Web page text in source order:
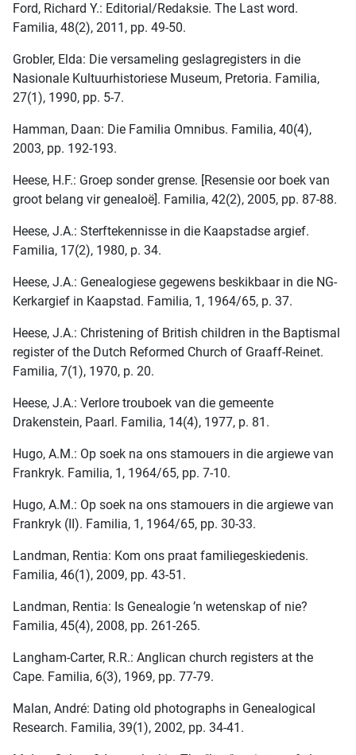
Ford, Richard Y.: Editorial/Redaksie. The Last word.
Familia, 48(2), 2011, pp. 49-50.
Grobler, Elda: Die versameling geslagregisters in die
Nasionale Kultuurhistoriese Museum, Pretoria. Familia,
27(1), 1990, pp. 5-7.
Hamman, Daan: Die Familia Omnibus. Familia, 40(4),
2003, pp. 192-193.
Heese, H.F.: Groep sonder grense. [Resensie oor boek van
groot belang vir genealoë]. Familia, 42(2), 2005, pp. 87-88.
Heese, J.A.: Sterftekennisse in die Kaapstadse argief.
Familia, 17(2), 1980, p. 34.
Heese, J.A.: Genealogiese gegewens beskikbaar in die NG-
Kerkargief in Kaapstad. Familia, 1, 1964/65, p. 37.
Heese, J.A.: Christening of British children in the Baptismal
register of the Dutch Reformed Church of Graaff-Reinet.
Familia, 7(1), 1970, p. 20.
Heese, J.A.: Verlore trouboek van die gemeente
Drakenstein, Paarl. Familia, 14(4), 1977, p. 81.
Hugo, A.M.: Op soek na ons stamouers in die argiewe van
Frankryk. Familia, 1, 1964/65, pp. 7-10.
Hugo, A.M.: Op soek na ons stamouers in die argiewe van
Frankryk (II). Familia, 1, 1964/65, pp. 30-33.
Landman, Rentia: Kom ons praat familiegeskiedenis.
Familia, 46(1), 2009, pp. 43-51.
Landman, Rentia: Is Genealogie ’n wetenskap of nie?
Familia, 45(4), 2008, pp. 261-265.
Langham-Carter, R.R.: Anglican church registers at the
Cape. Familia, 6(3), 1969, pp. 77-79.
Malan, André: Dating old photographs in Genealogical
Research. Familia, 39(1), 2002, pp. 34-41.